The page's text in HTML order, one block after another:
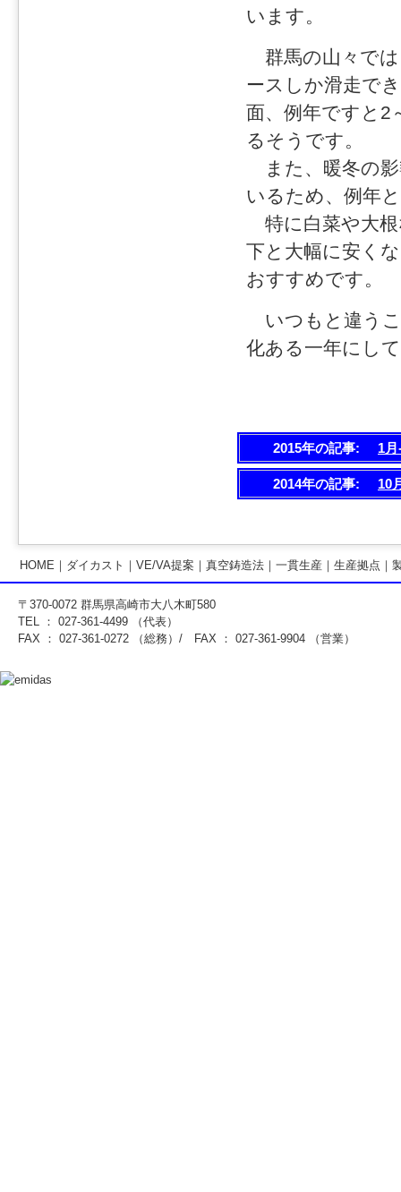
います。
群馬の山々で
ースしか滑走で
面、例年ですと2
るそうです。
また、暖冬の影
いるため、例年
特に白菜や大根
下と大幅に安く
おすすめです。
いつもと違う
化ある一年にし
2015年の記事: 1
2014年の記事: 10
HOME ｜ ダイカスト ｜ VE/VA提案 ｜ 真空鋳造法 ｜ 一貫生産 ｜ 生産拠点 ｜
〒370-0072 群馬県高崎市大八木町580
TEL ： 027-361-4499 （代表）
FAX ： 027-361-0272 （総務）/ FAX ： 027-361-9904 （営業）